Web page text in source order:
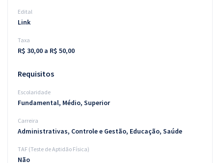
Edital
Link
Taxa
R$ 30,00 a R$ 50,00
Requisitos
Escolaridade
Fundamental, Médio, Superior
Carreira
Administrativas, Controle e Gestão, Educação, Saúde
TAF (Teste de Aptidão Física)
Não